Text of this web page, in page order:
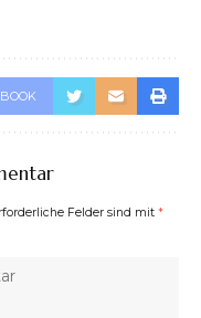
Felder sind mit *